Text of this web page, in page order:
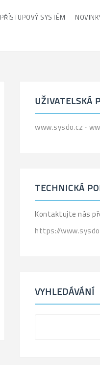
PŘÍSTUPOVÝ SYSTÉM
UŽIVATELSKÁ
www.sysdo.cz ⋅
TECHNICKÁ
Kontaktujte nás
https://
VYHLEDÁVÁNÍ